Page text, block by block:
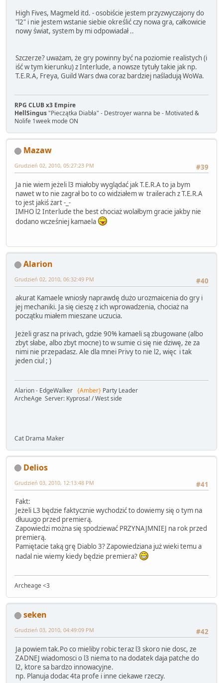
High Fives, Magmeld itd. - osobiście jestem przyzwyczajony do
"l2" i nie jestem wstanie siebie określić czy nowa gra, całkowicie
nowy świat, system by mi odpowiadał ..
Szczerze? uważam, że gry powinny być na poziomie realistych (i
iść w tym kierunku) z Interlude, a nowsze tytuły takie jak np.
T.E.R.A, Freya, Guild Wars dwa coraz bardziej naśladują WoWa.
RPG CLUB x3 Empire
HellSingus"Pieczątka Diabła" - Destroyer wanna be - Motivated &
Nolife 1week mode ON
Mazaw
#39
Grudzień 02, 2010, 05:27:23 PM
Ja nie wiem jeżeli l3 miałoby wyglądać jak T.E.R.A to ja bym
nawet w to nie zagrał bo to co widziałem w trailerach z T.E.R.A
to jest jakiś żart -_-
IMHO l2 Interlude the best chociaż wolałbym gracie jakby nie
dodano wcześniej kamaela
Alarion
#40
Grudzień 02, 2010, 06:32:49 PM
akurat Kamaele wniosły naprawdę dużo urozmaicenia do gry i
jej mechaniki. Ja się cieszę z ich wprowadzenia, chociaż na
początku miałem mieszane uczucia.
Jeżeli grasz na privach, gdzie 90% kamaeli są zbugowane (albo
zbyt słabe, albo zbyt mocne) to w sumie ci się nie dziwę, że za
nimi nie przepadasz. Ale dla mnei Privy to nie l2, więc i tak
jeden ciul ; )
Alarion - EdgeWalker {Amber} Party Leader
ArcheAge Server: Kyprosa! / West side
Cat Drama Maker
Delios
#41
Grudzień 03, 2010, 12:13:48 PM
Fakt:
Jeżeli L3 będzie faktycznie wychodzić to dowiemy się o tym na
dłuuugo przed premierą.
Zapowiedzi można się spodziewać PRZYNAJMNIEJ na rok przed
premierą.
Pamiętacie taką grę Diablo 3? Zapowiedziana już wieki temu a
nadal nie wiemy kiedy będzie premiera?
Archeage <3
seken
#42
Grudzień 03, 2010, 04:49:09 PM
Ja powiem tak.Po co mieliby robic teraz l3 skoro nie dosc, ze
ZADNEJ wiadomosci o l3 niema to na dodatek daja patche do
l2, ktore sa bardzo innowacyjne.
np. Planuja dodac 4ta profe i inne ciekawe rzeczy.